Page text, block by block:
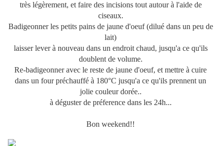
très légèrement, et faire des incisions tout autour à l'aide de
ciseaux.
Badigeonner les petits pains de jaune d'oeuf (dilué dans un peu de
lait)
laisser lever à nouveau dans un endroit chaud, jusqu'a ce qu'ils
doublent de volume.
Re-badigeonner avec le reste de jaune d'oeuf, et mettre à cuire
dans un four préchauffé à 180°C jusqu'a ce qu'ils prennent un
jolie couleur dorée..
à déguster de préference dans les 24h...
Bon weekend!!